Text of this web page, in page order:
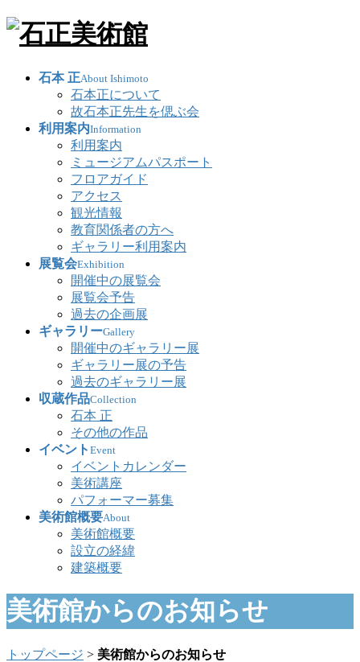
石本 正About Ishimoto
石本正について
故石本正先生を偲ぶ会
利用案内Information
利用案内
ミュージアムパスポート
フロアガイド
アクセス
観光情報
教育関係者の方へ
ギャラリー利用案内
展覧会Exhibition
開催中の展覧会
展覧会予告
過去の企画展
ギャラリーGallery
開催中のギャラリー展
ギャラリー展の予告
過去のギャラリー展
収蔵作品Collection
石本 正
その他の作品
イベント Event
イベントカレンダー
美術講座
パフォーマー募集
美術館概要About
美術館概要
設立の経緯
建築概要
美術館からのお知らせ
トップページ > 美術館からのお知らせ